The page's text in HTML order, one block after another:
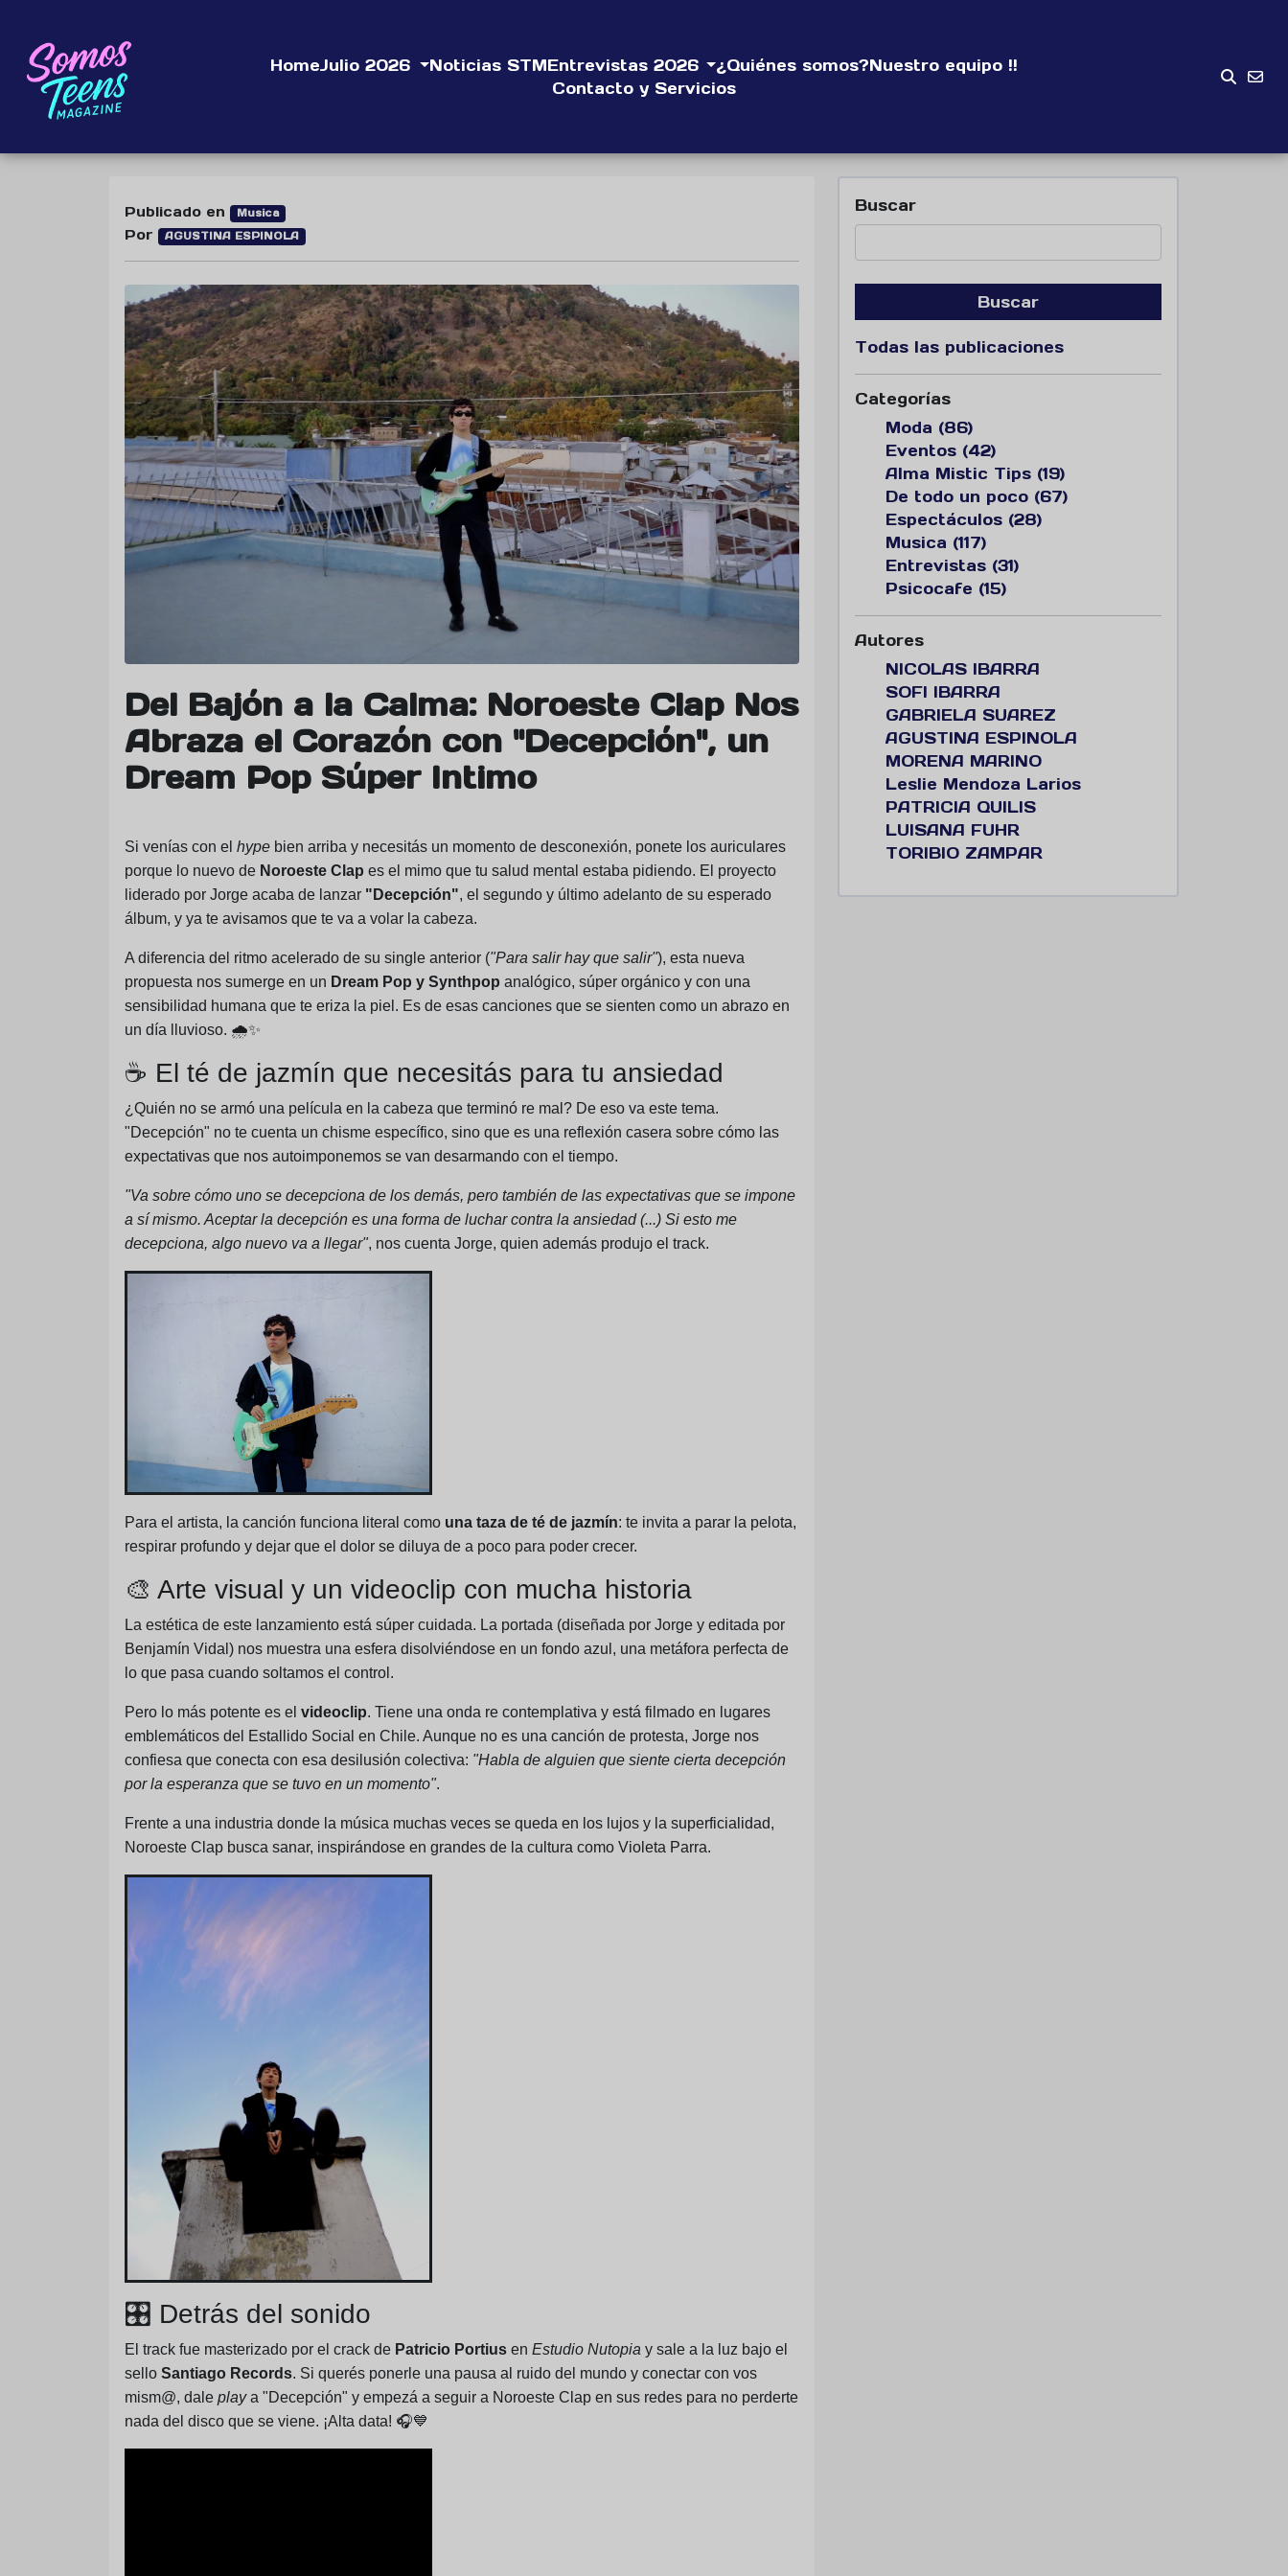
HomeJulio 2026 Noticias STMEntrevistas 2026 ¿Quiénes somos?Nuestro equipo !!
Contacto y Servicios
Publicado en Musica
Por AGUSTINA ESPINOLA
Del Bajón a la Calma: Noroeste Clap Nos
Abraza el Corazón con "Decepción", un
Dream Pop Súper Intimo
Si venías con el hype bien arriba y necesitás un momento de desconexión, ponete los auriculares
porque lo nuevo de Noroeste Clap es el mimo que tu salud mental estaba pidiendo. El proyecto
liderado por Jorge acaba de lanzar "Decepción", el segundo y último adelanto de su esperado
álbum, y ya te avisamos que te va a volar la cabeza.
A diferencia del ritmo acelerado de su single anterior ("Para salir hay que salir"), esta nueva
propuesta nos sumerge en un Dream Pop y Synthpop analógico, súper orgánico y con una
sensibilidad humana que te eriza la piel. Es de esas canciones que se sienten como un abrazo en
un día lluvioso. 🌧️✨
☕ El té de jazmín que necesitás para tu ansiedad
¿Quién no se armó una película en la cabeza que terminó re mal? De eso va este tema.
"Decepción" no te cuenta un chisme específico, sino que es una reflexión casera sobre cómo las
expectativas que nos autoimponemos se van desarmando con el tiempo.
"Va sobre cómo uno se decepciona de los demás, pero también de las expectativas que se impone
a sí mismo. Aceptar la decepción es una forma de luchar contra la ansiedad (...) Si esto me
decepciona, algo nuevo va a llegar", nos cuenta Jorge, quien además produjo el track.
Para el artista, la canción funciona literal como una taza de té de jazmín: te invita a parar la pelota,
respirar profundo y dejar que el dolor se diluya de a poco para poder crecer.
🎨 Arte visual y un videoclip con mucha historia
La estética de este lanzamiento está súper cuidada. La portada (diseñada por Jorge y editada por
Benjamín Vidal) nos muestra una esfera disolviéndose en un fondo azul, una metáfora perfecta de
lo que pasa cuando soltamos el control.
Pero lo más potente es el videoclip. Tiene una onda re contemplativa y está filmado en lugares
emblemáticos del Estallido Social en Chile. Aunque no es una canción de protesta, Jorge nos
confiesa que conecta con esa desilusión colectiva: "Habla de alguien que siente cierta decepción
por la esperanza que se tuvo en un momento".
Frente a una industria donde la música muchas veces se queda en los lujos y la superficialidad,
Noroeste Clap busca sanar, inspirándose en grandes de la cultura como Violeta Parra.
🎛️ Detrás del sonido
El track fue masterizado por el crack de Patricio Portius en Estudio Nutopia y sale a la luz bajo el
sello Santiago Records. Si querés ponerle una pausa al ruido del mundo y conectar con vos
mism@, dale playa "Decepción" y empezá a seguir a Noroeste Clap en sus redes para no perderte
nada del disco que se viene. ¡Alta data! 🎧💙
Buscar
Buscar
Todas las publicaciones
Categorías
Moda (86)
Eventos (42)
Alma Mistic Tips (19)
De todo un poco (67)
Espectáculos (28)
Musica (117)
Entrevistas (31)
Psicocafe (15)
Autores
NICOLAS IBARRA
SOFI IBARRA
GABRIELA SUAREZ
AGUSTINA ESPINOLA
MORENA MARINO
Leslie Mendoza Larios
PATRICIA QUILIS
LUISANA FUHR
TORIBIO ZAMPAR